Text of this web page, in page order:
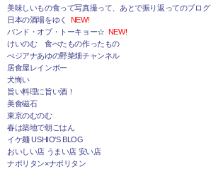
美味しいもの食って写真撮って、あとで振り返ってのブログ
日本の酒場をゆく
NEW!
バンド・オブ・トーキョー☆ NEW!
けいのむ 食べたもの作ったもの
べジアナあゆの野菜畑チャンネル
居食屋レインボー
犬悔い
旨い料理に旨い酒！
美食磁石
東京のむのむ
春は築地で朝ごはん
イケ麺 USHIO'S BLOG
おいしい店 うまい店 安い店
ナポリタン×ナポリタン